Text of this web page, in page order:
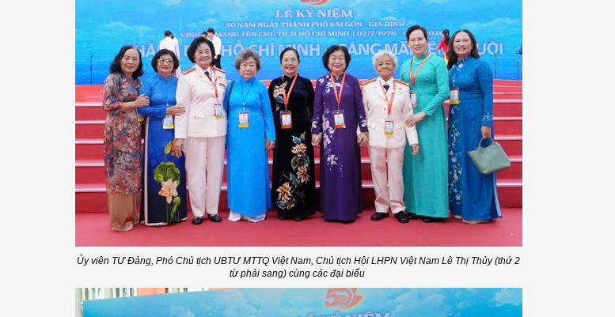
Ủy viên TƯ Đảng, Phó Chủ tịch UBTƯ MTTQ Việt Nam, Chủ tịch Hội LHPN Việt Nam Lê Thị Thủy (thứ 2
từ phải sang) cùng các đại biểu